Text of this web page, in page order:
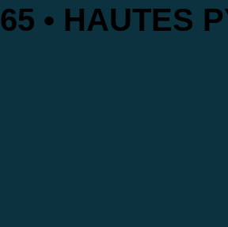
65 • HAUTES